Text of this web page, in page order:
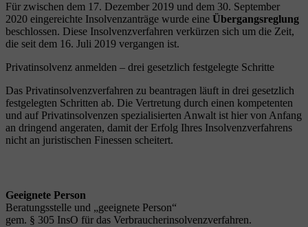
Für zwischen dem 17. Dezember 2019 und dem 30. September
2020 eingereichte Insolvenzanträge wurde eine Übergangsreglung
beschlossen. Diese Insolvenzverfahren verkürzen sich um die Zeit,
die seit dem 16. Juli 2019 vergangen ist.
Privatinsolvenz anmelden – drei gesetzlich festgelegte Schritte
Das Privatinsolvenzverfahren zu beantragen läuft in drei gesetzlich
festgelegten Schritten ab. Die Vertretung durch einen kompetenten
und auf Privatinsolvenzen spezialisierten Anwalt ist hier von Anfang
an dringend angeraten, damit der Erfolg Ihres Insolvenzverfahrens
nicht an juristischen Finessen scheitert.
Geeignete Person
Beratungsstelle und „geeignete Person“
gem. § 305 InsO für das Verbraucherinsolvenzverfahren.